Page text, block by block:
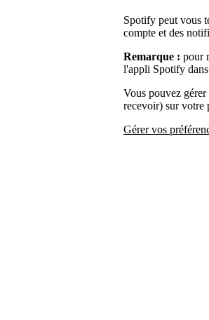
Spotify peut vous
compte et des
Remarque : pour
l'appli Spotify dans
Vous pouvez
recevoir) sur votre
Gérer vos